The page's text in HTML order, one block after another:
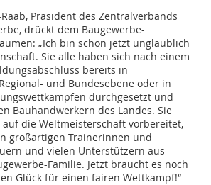
Präsident des Zentralverbands
drückt dem Baugewerbe-
„Ich bin schon jetzt unglaublich
Sie alle haben sich nach einem
bereits in
und Bundesebene oder in
durchgesetzt und
Bauhandwerkern des Landes. Sie
die Weltmeisterschaft vorbereitet,
großartigen Trainerinnen und
und vielen Unterstützern aus
Familie. Jetzt braucht es noch
Glück für einen fairen Wettkampf!“